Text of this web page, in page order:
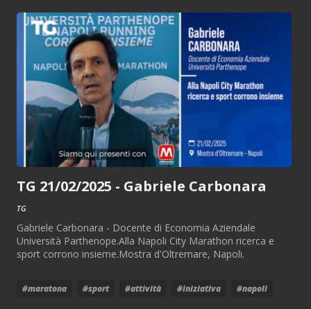
TG 21/02/2025 - Gabriele Carbonara
TG
Gabriele Carbonara - Docente di Economia Aziendale
Università Parthenope.Alla Napoli City Marathon ricerca e
sport corrono insieme.Mostra d'Oltremare, Napoli.
#maratona #sport #attività #iniziativa #napoli